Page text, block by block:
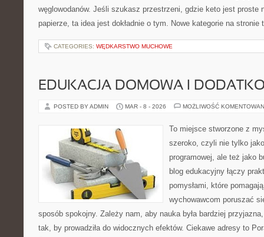
węglowodanów. Jeśli szukasz przestrzeni, gdzie keto jest proste
papierze, ta idea jest dokładnie o tym. Nowe kategorie na
CATEGORIES: WĘDKARSTWO MUCHOWE
EDUKACJA DOMOWA I
POSTED BY ADMIN MAR - 8 - 2026 MOŻLIWOŚĆ
To miejsce stworzone z
szeroko, czyli nie tylko
programowej, ale też jako
blog edukacyjny łączy
pomysłami, które
wychowawcom poruszać
sposób spokojny. Zależy nam, aby nauka była bardziej
tak, by prowadziła do widocznych efektów. Ciekawe adresy to